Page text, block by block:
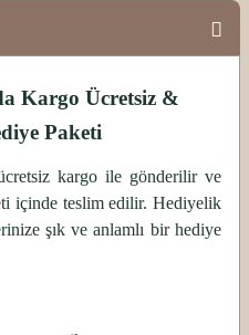
Kargo Ücretsiz &
Paketi
kargo ile gönderilir ve
içinde teslim edilir. Hediyelik
şık ve anlamlı bir hediye